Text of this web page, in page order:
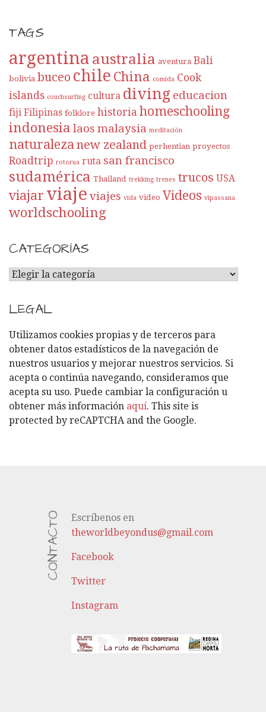
TAGS
argentina australia aventura Bali
bolivia buceo chile China comida Cook
islands couchsurfing cultura diving educacion
fiji Filipinas folklore historia homeschooling
indonesia laos malaysia meditación
naturalezanew zealand perhentian proyectos
Roadtrip rotorua ruta san francisco
sudamérica Thailand trekking trenes trucos USA
viajar viaje viajes vida video Videos vipassana
worldschooling
CATEGORÍAS
C
T
E
G
O
R
Í
A
S
LEGAL
Utilizamos cookies propias y de terceros para
obtener datos estadísticos de la navegación de
nuestros usuarios y mejorar nuestros servicios. Si
acepta o continúa navegando, consideramos que
acepta su uso. Puede cambiar la configuración u
obtener más información aquí. This site is
protected by reCAPTCHA and the Google.
CONTACTO
Escríbenos en
theworldbeyondus@gmail.com
Facebook
Twitter
Instagram